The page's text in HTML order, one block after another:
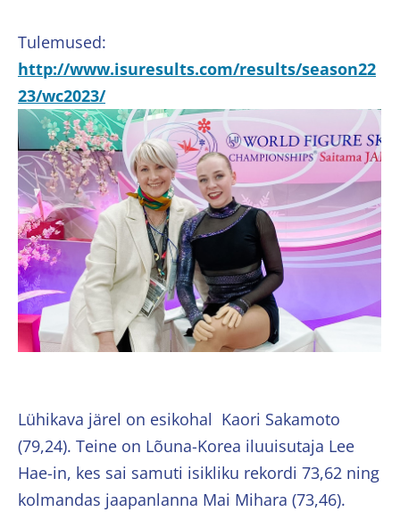
Tulemused:
http://www.isuresults.com/results/season22
23/wc2023/
Lühikava järel on esikohal Kaori Sakamoto
(79,24). Teine on Lõuna-Korea iluuisutaja Lee
Hae-in, kes sai samuti isikliku rekordi 73,62 ning
kolmandas jaapanlanna Mai Mihara (73,46).